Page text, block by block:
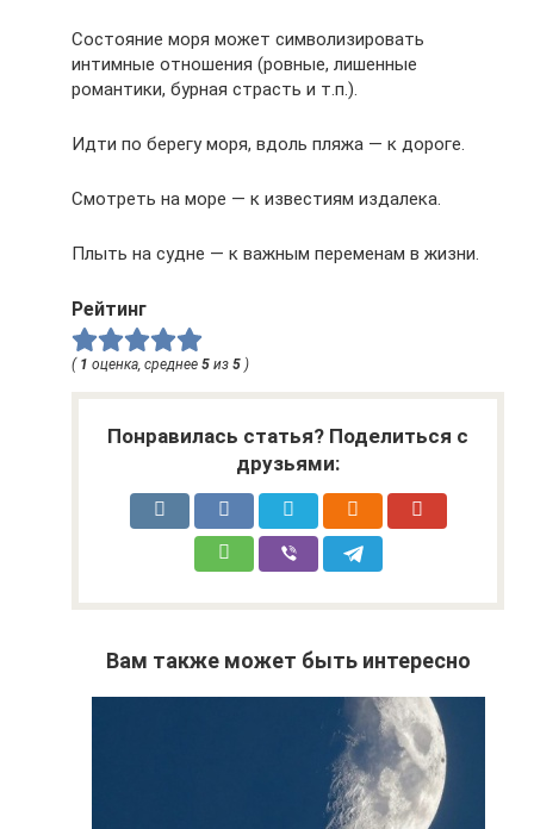
Состояние моря может символизировать
интимные отношения (ровные, лишенные
романтики, бурная страсть и т.п.).
Идти по берегу моря, вдоль пляжа — к дороге.
Смотреть на море — к известиям издалека.
Плыть на судне — к важным переменам в жизни.
Рейтинг
( 1 оценка, среднее 5 из 5 )
Понравилась статья? Поделиться с
друзьями:
Вам также может быть интересно